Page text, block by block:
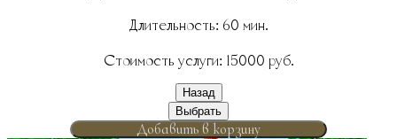
Длительность: 60 мин.
Стоимость услуги: 15000 руб.
Назад
Выбрать
Добавить в корзину